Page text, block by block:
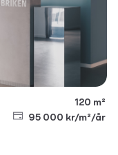
120 m²
95 000 kr/m²/år